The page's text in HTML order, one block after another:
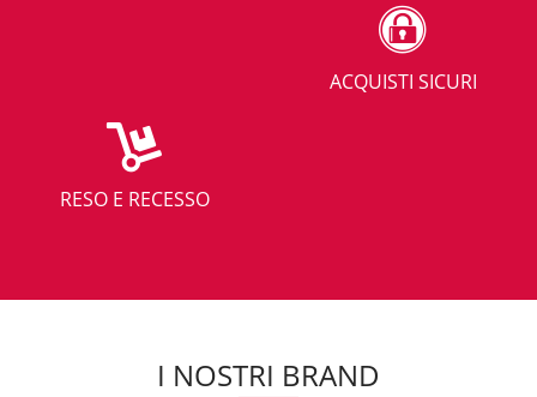
ACQUISTI SICURI
RESO E RECESSO
I NOSTRI BRAND